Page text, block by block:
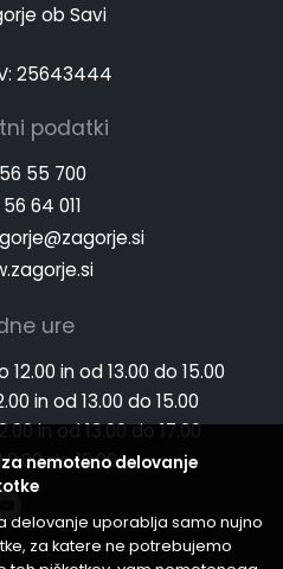
ob Savi
25643444
podatki
55 700
64 011
ure
12.00 in od 13.00 do 15.00
in od 13.00 do 15.00
in od 13.00 do 17.00
do 12.00
nemoteno delovanje
delovanje uporablja samo nujno
za katere ne potrebujemo